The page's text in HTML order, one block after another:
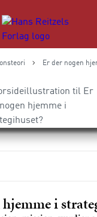
Er der nogen
i